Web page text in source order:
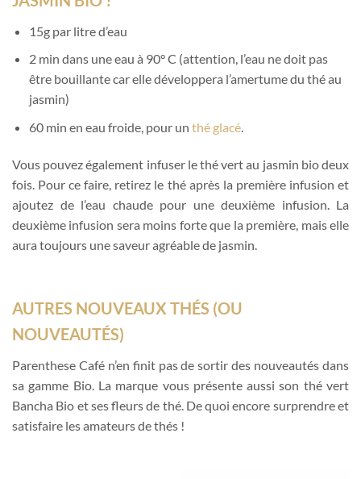
15g par litre d’eau
2 min dans une eau à 90° C (attention, l’eau ne doit pas
être bouillante car elle développera l’amertume du thé au
jasmin)
60 min en eau froide, pour un thé glacé.
Vous pouvez également infuser le thé vert au jasmin bio deux
fois. Pour ce faire, retirez le thé après la première infusion et
ajoutez de l’eau chaude pour une deuxième infusion. La
deuxième infusion sera moins forte que la première, mais elle
aura toujours une saveur agréable de jasmin.
AUTRES NOUVEAUX THÉS (OU
NOUVEAUTÉS)
Parenthese Café n’en finit pas de sortir des nouveautés dans
sa gamme Bio. La marque vous présente aussi son thé vert
Bancha Bio et ses fleurs de thé. De quoi encore surprendre et
satisfaire les amateurs de thés !